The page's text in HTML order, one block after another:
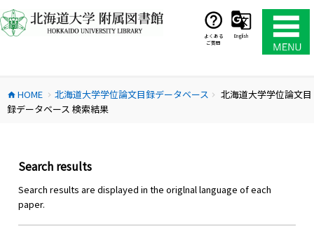
ン
テ
ス
キ
よくある
ご質問
English
home HOME chevron_right 北海道大学学位論文目録データベース chevron_right
北海道大学学位論文目
録データベース 検索結果
Search results
Search results are displayed in the origlnal language of each
paper.